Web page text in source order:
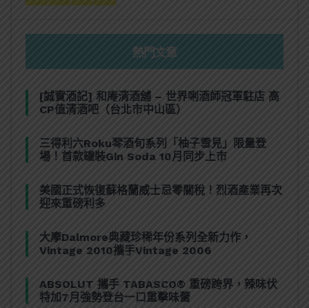
熱門文章
[誠實酒記] 和庵清酒舖 – 世界唎酒師冠軍駐店 高
CP值清酒吧（台北市中山區）
三得利六Roku琴酒旬系列「柚子雪見」限量登
場！首款罐裝Gin Soda 10月同步上市
美國正式恢復蘇格蘭威士忌零關稅！烈酒產業再次
迎來重磅利多
大摩Dalmore典藏珍稀年份系列全新力作，
Vintage 2010攜手Vintage 2006
ABSOLUT 攜手 TABASCO® 重磅跨界，辣味伏
特加7月強勢登台一口重擊味蕾